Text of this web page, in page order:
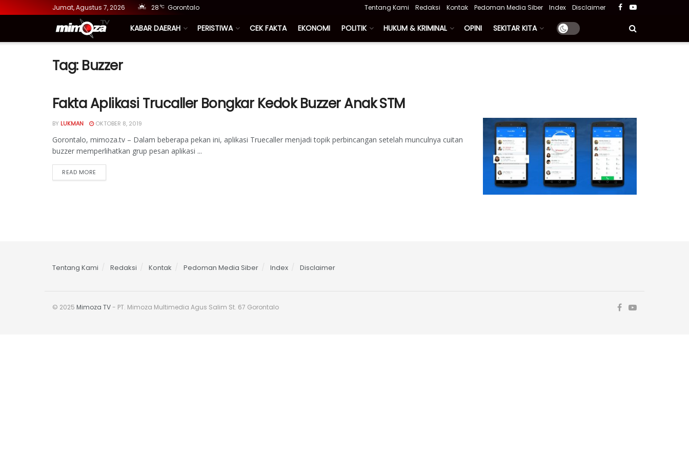
Jumat, Agustus 7, 2026 28 °C Gorontalo Tentang Kami Redaksi Kontak Pedoman Media Siber Index Disclaimer
KABAR DAERAH PERISTIWA CEK FAKTA EKONOMI POLITIK HUKUM & KRIMINAL OPINI SEKITAR KITA
Tag: Buzzer
Fakta Aplikasi Trucaller Bongkar Kedok Buzzer Anak STM
BY LUKMAN OKTOBER 8, 2019
Gorontalo, mimoza.tv – Dalam beberapa pekan ini, aplikasi Truecaller menjadi topik perbincangan setelah munculnya cuitan
buzzer memperlihatkan grup pesan aplikasi ...
READ MORE
Tentang Kami Redaksi Kontak Pedoman Media Siber Index Disclaimer
© 2025 Mimoza TV- PT. Mimoza Multimedia Agus Salim St. 67 Gorontalo